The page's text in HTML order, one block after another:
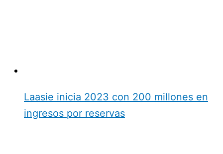
Laasie inicia 2023 con 200 millones en
ingresos por reservas